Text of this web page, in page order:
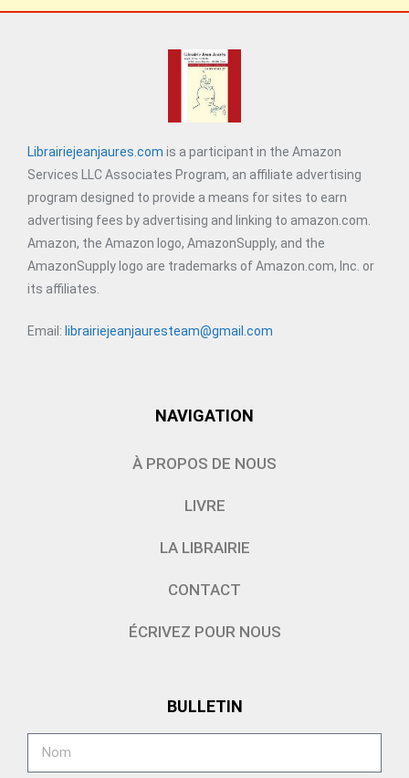
Librairiejeanjaures.com is a participant in the Amazon
Services LLC Associates Program, an affiliate advertising
program designed to provide a means for sites to earn
advertising fees by advertising and linking to amazon.com.
Amazon, the Amazon logo, AmazonSupply, and the
AmazonSupply logo are trademarks of Amazon.com, Inc. or
its affiliates.
Email: librairiejeanjauresteam@gmail.com
NAVIGATION
À PROPOS DE NOUS
LIVRE
LA LIBRAIRIE
CONTACT
ÉCRIVEZ POUR NOUS
BULLETIN